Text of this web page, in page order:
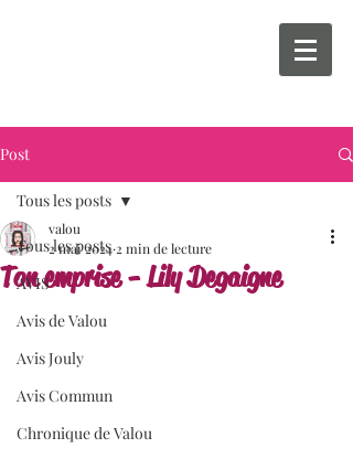
Post
Tous les posts
AVIS
Avis de Valou
Avis Jouly
Avis Commun
Chronique de Valou
Tous les posts
Ton emprise - Lily Degaigne
valou
2 mai 2024 2 min de lecture